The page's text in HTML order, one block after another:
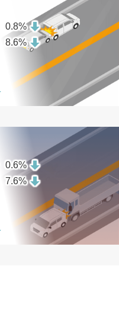
0.8%
8.6%
0.6%
7.6%